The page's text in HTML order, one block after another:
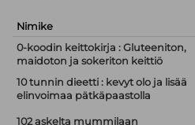
Nimike
0-koodin keittokirja : Gluteeniton,
maidoton ja sokeriton keittiö
10 tunnin dieetti : kevyt olo ja lisää
elinvoimaa pätkäpaastolla
102 askelta mummilaan